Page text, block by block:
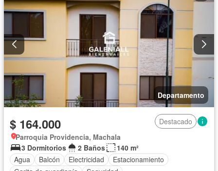
Departamento
$ 164.000
Destacado
Parroquia Providencia, Machala
3 Dormitorios
2 Baños
140 m²
Agua
Balcón Electricidad
Estacionamiento